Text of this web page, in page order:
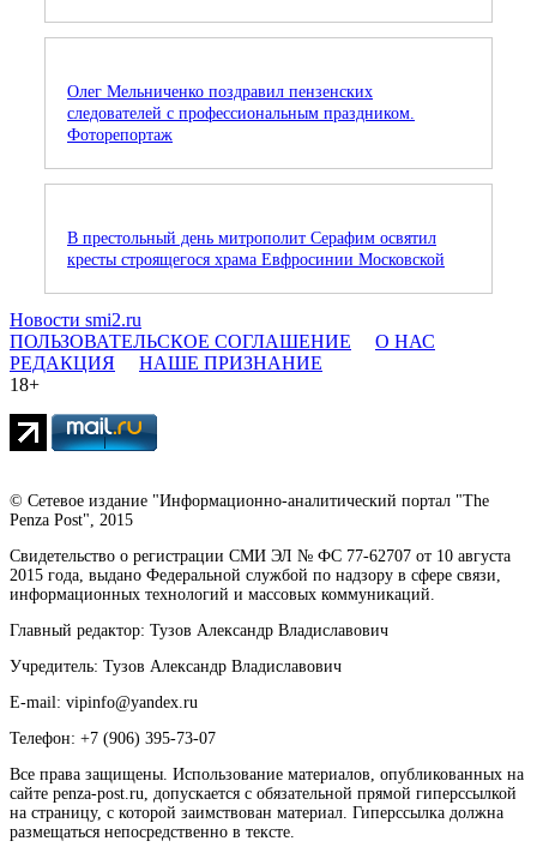
Олег Мельниченко поздравил пензенских
следователей с профессиональным праздником.
Фоторепортаж
В престольный день митрополит Серафим освятил
кресты строящегося храма Евфросинии Московской
Новости smi2.ru
ПОЛЬЗОВАТЕЛЬСКОЕ СОГЛАШЕНИЕ
О НАС
РЕДАКЦИЯ
НАШЕ ПРИЗНАНИЕ
18+
© Сетевое издание "Информационно-аналитический портал "The
Penza Post", 2015
Свидетельство о регистрации СМИ ЭЛ № ФС 77-62707 от 10 августа
2015 года, выдано Федеральной службой по надзору в сфере связи,
информационных технологий и массовых коммуникаций.
Главный редактор: Тузов Александр Владиславович
Учредитель: Тузов Александр Владиславович
E-mail: vipinfo@yandex.ru
Телефон: +7 (906) 395-73-07
Все права защищены. Использование материалов, опубликованных на
сайте penza-post.ru, допускается с обязательной прямой гиперссылкой
на страницу, с которой заимствован материал. Гиперссылка должна
размещаться непосредственно в тексте.